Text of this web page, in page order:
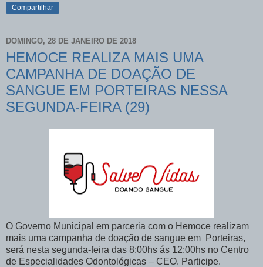
Compartilhar
DOMINGO, 28 DE JANEIRO DE 2018
HEMOCE REALIZA MAIS UMA
CAMPANHA DE DOAÇÃO DE
SANGUE EM PORTEIRAS NESSA
SEGUNDA-FEIRA (29)
O Governo Municipal em parceria com o Hemoce realizam
mais uma campanha de doação de sangue em Porteiras,
será nesta segunda-feira das 8:00hs ás 12:00hs no Centro
de Especialidades Odontológicas – CEO. Participe.